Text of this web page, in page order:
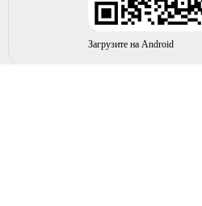
Загрузите на Android